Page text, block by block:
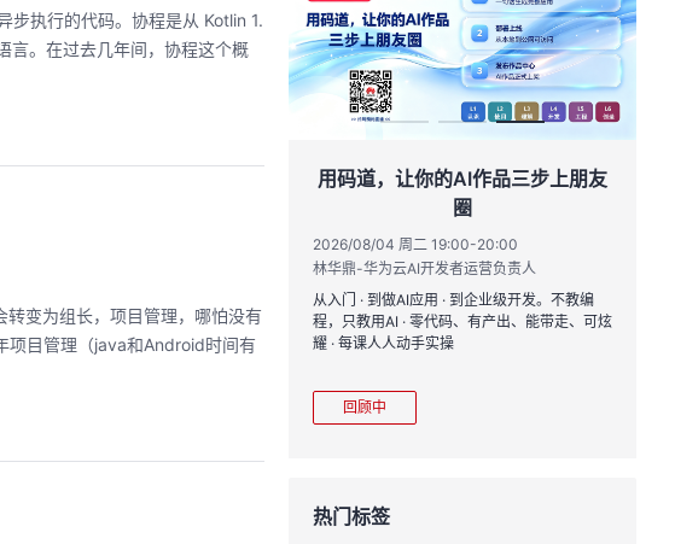
执行的代码。协程是从 Kotlin 1.
言。在过去几年间，协程这个概
变为组长，项目管理，哪怕没有
项目管理（java和Android时间有
小时级接入、环境重建与轨迹生成仿
生产、PB级数据管理、数据评测、模型
强化学习和Benchmark一键评测等功
用码道，让你的AI作品三步上朋友
圈
2026/08/04 周二 19:00-20:00
林华鼎-华为云AI开发者运营负责人
从入门 · 到做AI应用 · 到企业级开发。不教编
程，只教用AI · 零代码、有产出、能带走、可炫
耀 · 每课人人动手实操
回顾中
热门标签